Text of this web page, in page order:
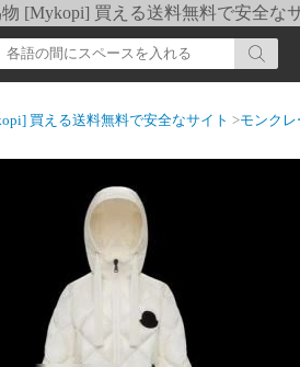
[Mykopi] 買える送料無料で安全な
買える送料無料で安全なサイト >モンク